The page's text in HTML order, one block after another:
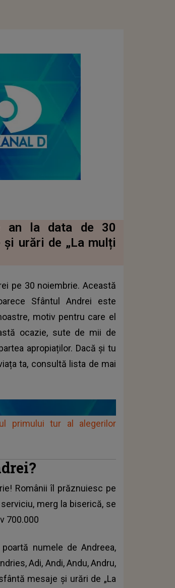
an la data de 30
urări de „La mulți
pe 30 noiembrie. Această
Sfântul Andrei este
motiv pentru care el
ocazie, sute de mii de
apropiaților. Dacă și tu
ta, consultă lista de mai
primului tur al alegerilor
Românii îl prăznuiesc pe
merg la biserică, se
700.000
numele de Andreea,
Adi, Andi, Andu, Andru,
mesaje și urări de „La